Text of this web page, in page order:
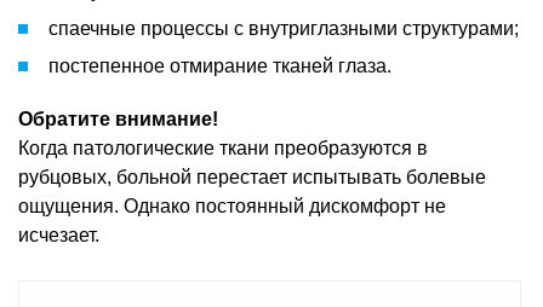
спаечные процессы с внутриглазными структурами;
постепенное отмирание тканей глаза.
Обратите внимание!
Когда патологические ткани преобразуются в
рубцовых, больной перестает испытывать болевые
ощущения. Однако постоянный дискомфорт не
исчезает.